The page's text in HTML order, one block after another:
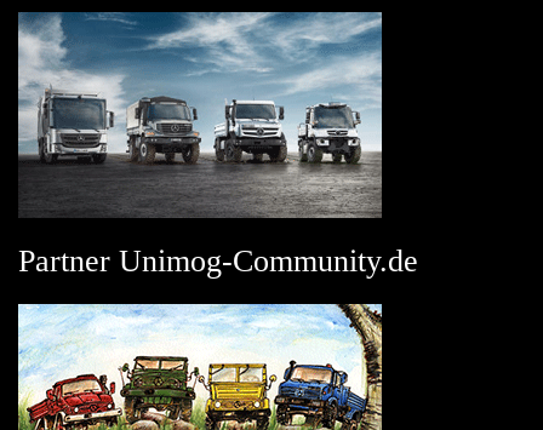
Partner Unimog-Community.de